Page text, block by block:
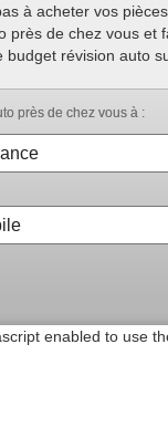
à acheter vos
près de chez vous et
révision auto